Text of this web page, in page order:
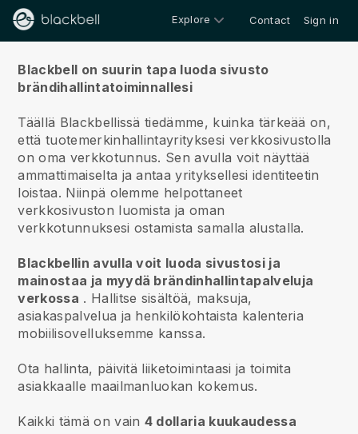
Explore Contact Sign in
Blackbell on suurin tapa luoda sivusto
brändihallintatoiminnallesi
Täällä Blackbellissä tiedämme, kuinka tärkeää on,
että tuotemerkinhallintayrityksesi verkkosivustolla
on oma verkkotunnus. Sen avulla voit näyttää
ammattimaiselta ja antaa yrityksellesi identiteetin
loistaa. Niinpä olemme helpottaneet
verkkosivuston luomista ja oman
verkkotunnuksesi ostamista samalla alustalla.
Blackbellin avulla voit luoda sivustosi ja
mainostaa ja myydä brändinhallintapalveluja
verkossa . Hallitse sisältöä, maksuja,
asiakaspalvelua ja henkilökohtaista kalenteria
mobiilisovelluksemme kanssa.
Ota hallinta, päivitä liiketoimintaasi ja toimita
asiakkaalle maailmanluokan kokemus.
Kaikki tämä on vain 4 dollaria kuukaudessa